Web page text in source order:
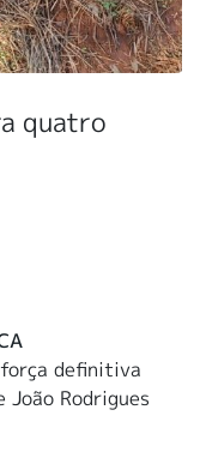
quatro
definitiva
João Rodrigues